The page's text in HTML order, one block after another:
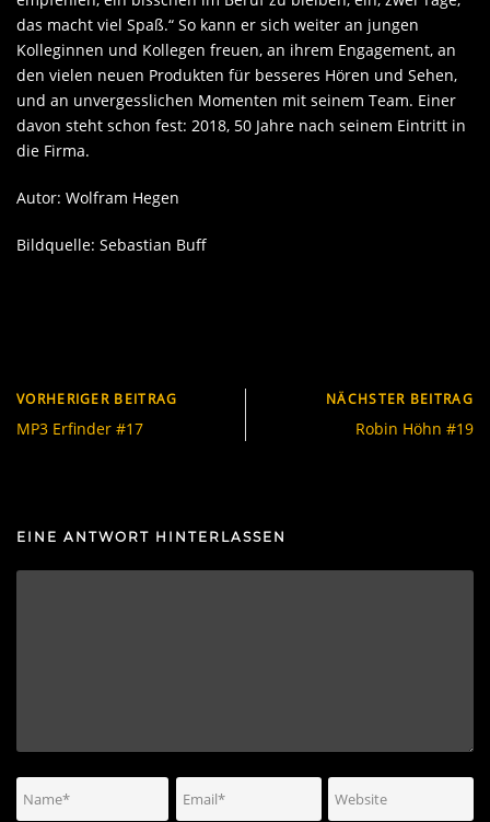
das macht viel Spaß.“ So kann er sich weiter an jungen
Kolleginnen und Kollegen freuen, an ihrem Engagement, an
den vielen neuen Produkten für besseres Hören und Sehen,
und an unvergesslichen Momenten mit seinem Team. Einer
davon steht schon fest: 2018, 50 Jahre nach seinem Eintritt in
die Firma.
Autor: Wolfram Hegen
Bildquelle: Sebastian Buff
VORHERIGER BEITRAG
MP3 Erfinder #17
NÄCHSTER BEITRAG
Robin Höhn #19
EINE ANTWORT HINTERLASSEN